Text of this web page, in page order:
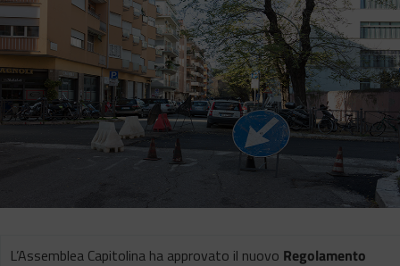
L’Assemblea Capitolina ha approvato il nuovo Regolamento